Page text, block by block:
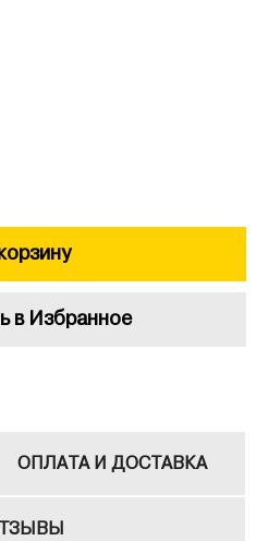
в Избранное
ОПЛАТА И ДОСТАВКА